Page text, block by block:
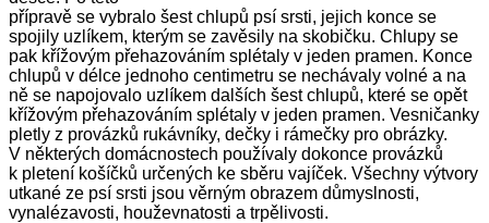
přípravě se vybralo šest chlupů psí srsti, jejich konce se
spojily uzlíkem, kterým se zavěsily na skobičku. Chlupy se
pak křížovým přehazováním splétaly v jeden pramen. Konce
chlupů v délce jednoho centimetru se nechávaly volné a na
ně se napojovalo uzlíkem dalších šest chlupů, které se opět
křížovým přehazováním splétaly v jeden pramen. Vesničanky
pletly z provázků rukávníky, dečky i rámečky pro obrázky.
V některých domácnostech používaly dokonce provázků
k pletení košíčků určených ke sběru vajíček. Všechny výtvory
utkané ze psí srsti jsou věrným obrazem důmyslnosti,
vynalézavosti, houževnatosti a trpělivosti.